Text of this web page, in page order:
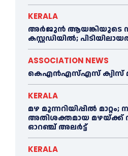
KERALA
അര്‍ജുന്‍ ആയങ്കിയുടെ
കസ്റ്റഡിയില്‍;
ASSOCIATION NEWS
കെഎൻഎസ്എസ് ക്വിസ്
KERALA
മഴ മുന്നറിയിപ്പിൽ
അതിശക്തമായ മഴയ്ക്ക്
ഓറഞ്ച് അലർട്ട്
KERALA